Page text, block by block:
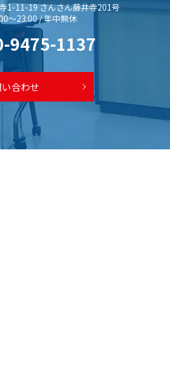
1-11-19 さんさん藤井寺201号
～23:00 / 年中無休
9475-1137
合わせ